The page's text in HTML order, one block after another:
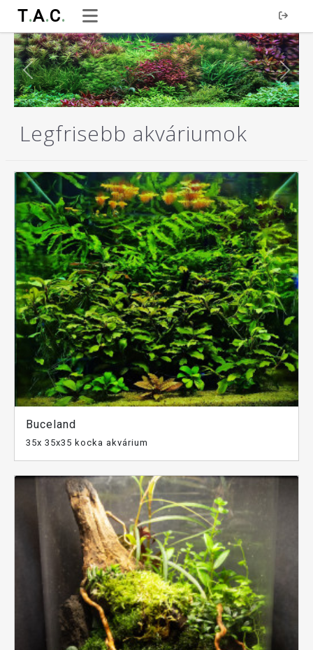
T.A.C.
Previous Next
Legfrisebb akváriumok
Buceland
35x 35x35 kocka akvárium